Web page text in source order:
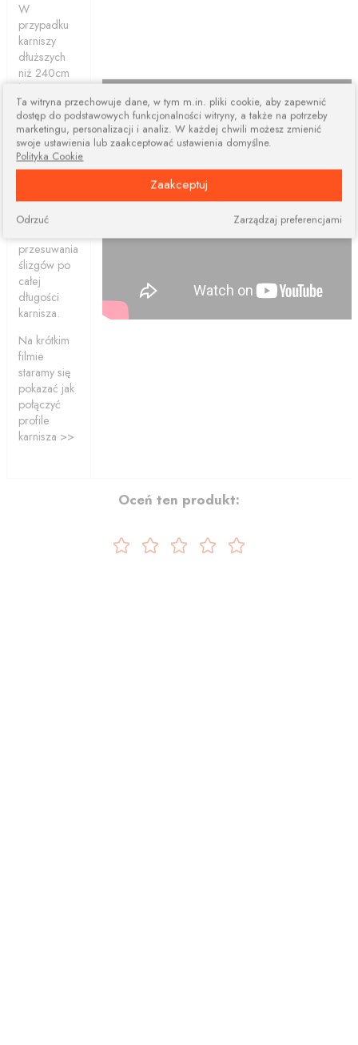
W
przypadku
karniszy
dłuższych
niż 240cm
karnisze są
łączone z
dwóch lub
więcej
elementów.
Połączone
ciągle dają
nam
przesuwania
ślizgów po
całej
długości
karnisza.
Na krótkim
filmie
staramy się
pokazać jak
połączyć
profile
karnisza >>
Oceń ten produkt:
Ta witryna przechowuje dane, w tym m.in. pliki cookie, aby zapewnić
dostęp do podstawowych funkcjonalności witryny, a także na potrzeby
marketingu, personalizacji i analiz. W każdej chwili możesz zmienić
swoje ustawienia lub zaakceptować ustawienia domyślne.
Polityka Cookie
Zaakceptuj
Zarządzaj preferencjami
Odrzuć